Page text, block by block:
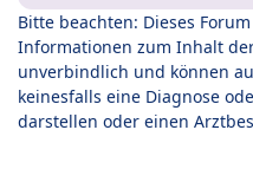
Bitte beachten: Dieses
Informationen zum Inhalt
unverbindlich und können
keinesfalls eine Diagnose
darstellen oder einen